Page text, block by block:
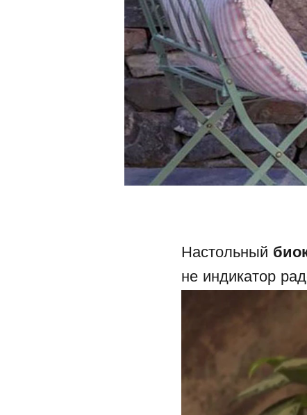
Настольный
не индикатор